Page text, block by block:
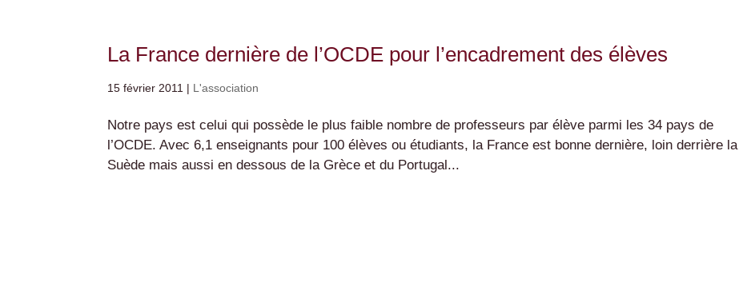
La France dernière de l’OCDE pour l’encadrement des élèves
15 février 2011 | L'association
Notre pays est celui qui possède le plus faible nombre de professeurs par élève parmi les 34 pays de
l’OCDE. Avec 6,1 enseignants pour 100 élèves ou étudiants, la France est bonne dernière, loin derrière la
Suède mais aussi en dessous de la Grèce et du Portugal...